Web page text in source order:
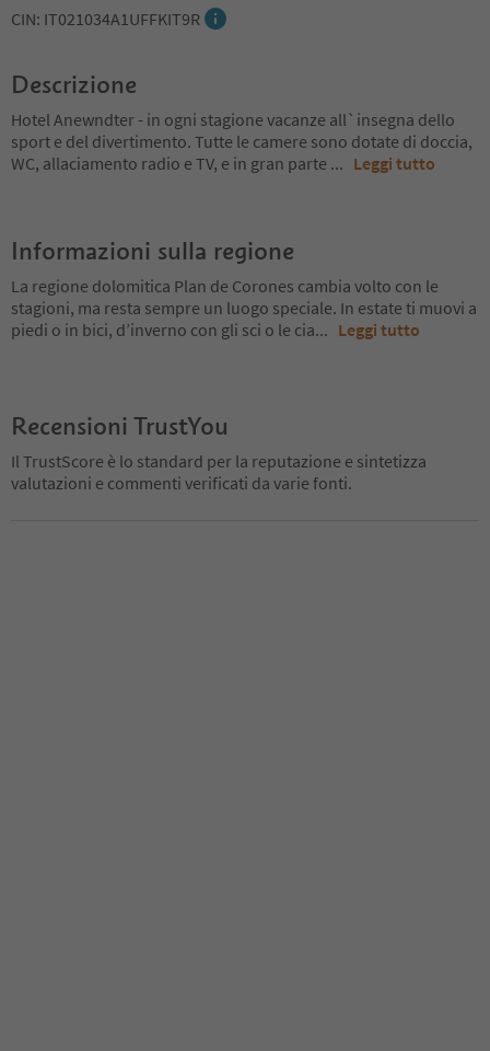
CIN: IT021034A1UFFKIT9R
Descrizione
Hotel Anewndter - in ogni stagione vacanze all`insegna dello
sport e del divertimento. Tutte le camere sono dotate di doccia,
WC, allaciamento radio e TV, e in gran parte ... Leggi tutto
Informazioni sulla regione
La regione dolomitica Plan de Corones cambia volto con le
stagioni, ma resta sempre un luogo speciale. In estate ti muovi a
piedi o in bici, d’inverno con gli sci o le cia... Leggi tutto
Recensioni TrustYou
Il TrustScore è lo standard per la reputazione e sintetizza
valutazioni e commenti verificati da varie fonti.